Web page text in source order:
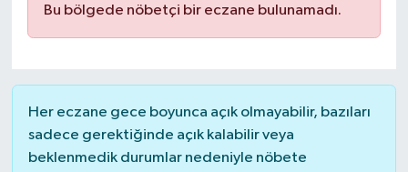
Bu bölgede nöbetçi bir eczane bulunamadı.
Her eczane gece boyunca açık olmayabilir, bazıları
sadece gerektiğinde açık kalabilir veya
beklenmedik durumlar nedeniyle nöbete
Yaşam